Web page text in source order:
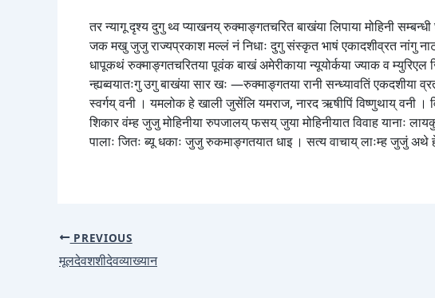
तर न्यागू दृश्य दुगु थ्व प्याखनय् रुक्माङ्गतचरित बाखंया लिपाया मोहिनी
जक मखु जुजु राज्यप्रकाश मल्लं नं निधाः दुगु संस्कृत भाषं एकादशीव्रत नांगु
धापूकथं रुक्माङ्गतचरितया पूवंक बाखं अमेरीकाया न्यूयोर्कया ज्याक व
न्ह्यब्वयातःगु उगु बाखंया सार खः —रुक्माङ्गतया रानी सन्ध्यावतिं
स्वर्गय् वनी । यमलोक हे खाली जुसेंलि यमराज, नारद ऋषीपिं विष्णुथाय् वनी ।
शिकार वंम्ह जुजु मोहिनीया रुपजालय् फसय् जुया मोहिनीयात विवाह यानाः
पालाः जितः ब्यू धकाः जुजु रुकमाङ्गतयात धाइ । सत्य वाचाय् लाःम्ह जुजुं अथे हे
PREVIOUS
मूलदेवशशीदेवव्याख्यान